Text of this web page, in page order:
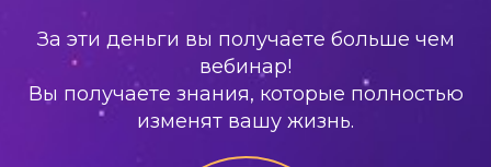
За эти деньги вы получаете больше чем
вебинар!
Вы получаете знания, которые полностью
изменят вашу жизнь.